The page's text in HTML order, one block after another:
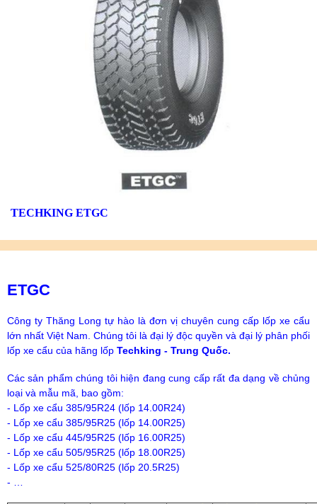
TECHKING ETGC
ETGC
Công ty Thăng Long tự hào là đơn vị chuyên cung cấp lốp xe cẩu
lớn nhất Việt Nam. Chúng tôi là đại lý độc quyền và đại lý phân phối
lốp xe cẩu của hãng lốp Techking - Trung Quốc.
Các sản phẩm chúng tôi hiện đang cung cấp rất đa dạng về chủng
loại và mẫu mã, bao gồm:
- Lốp xe cẩu 385/95R24 (lốp 14.00R24)
- Lốp xe cẩu 385/95R25 (lốp 14.00R25)
- Lốp xe cẩu 445/95R25 (lốp 16.00R25)
- Lốp xe cẩu 505/95R25 (lốp 18.00R25)
- Lốp xe cẩu 525/80R25 (lốp 20.5R25)
- …